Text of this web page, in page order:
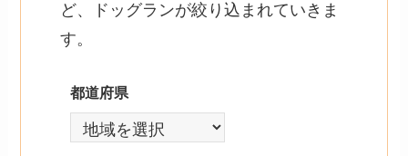
ど、ドッグランが絞り込まれていきま
す。
都道府県